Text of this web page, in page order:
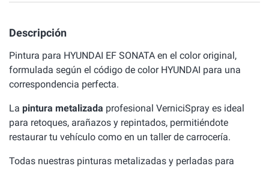
Descripción
Pintura para HYUNDAI EF SONATA en el color original,
formulada según el código de color HYUNDAI para una
correspondencia perfecta.
La pintura metalizada profesional VerniciSpray es ideal
para retoques, arañazos y repintados, permitiéndote
restaurar tu vehículo como en un taller de carrocería.
Todas nuestras pinturas metalizadas y perladas para